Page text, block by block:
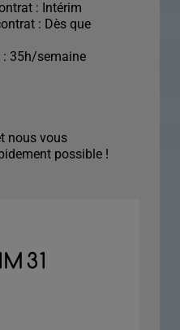
: Intérim
: Dès que
: 35h/semaine
nous vous
possible !